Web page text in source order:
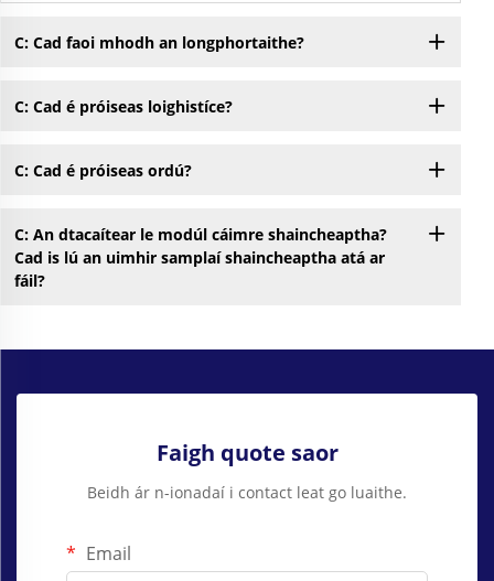
C: Cad faoi mhodh an longphortaithe?
C: Cad é próiseas loighistíce?
C: Cad é próiseas ordú?
C: An dtacaítear le modúl cáimre shaincheaptha?
Cad is lú an uimhir samplaí shaincheaptha atá ar
fáil?
Faigh quote saor
Beidh ár n-ionadaí i contact leat go luaithe.
Email